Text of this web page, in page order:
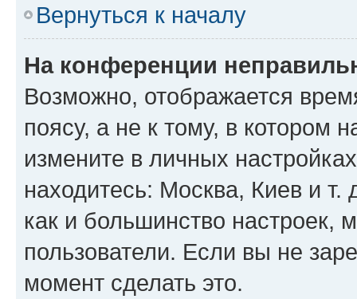
Вернуться к началу
На конференции
Возможно, отображается
поясу, а не к тому, в котором
измените в личных
находитесь: Москва, Киев и т.
как и большинство настроек,
пользователи. Если вы не
момент сделать это.